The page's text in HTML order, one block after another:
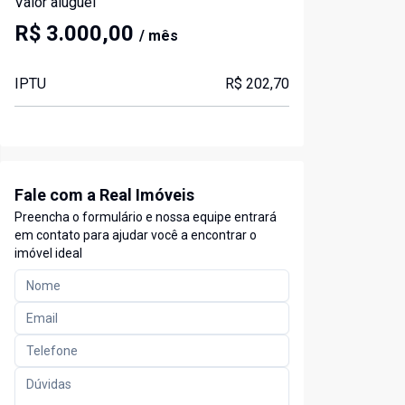
R$ 3.000,00 / mês
IPTU R$ 202,70
Fale com a Real Imóveis
Preencha o formulário e nossa equipe entrará
em contato para ajudar você a encontrar o
imóvel ideal